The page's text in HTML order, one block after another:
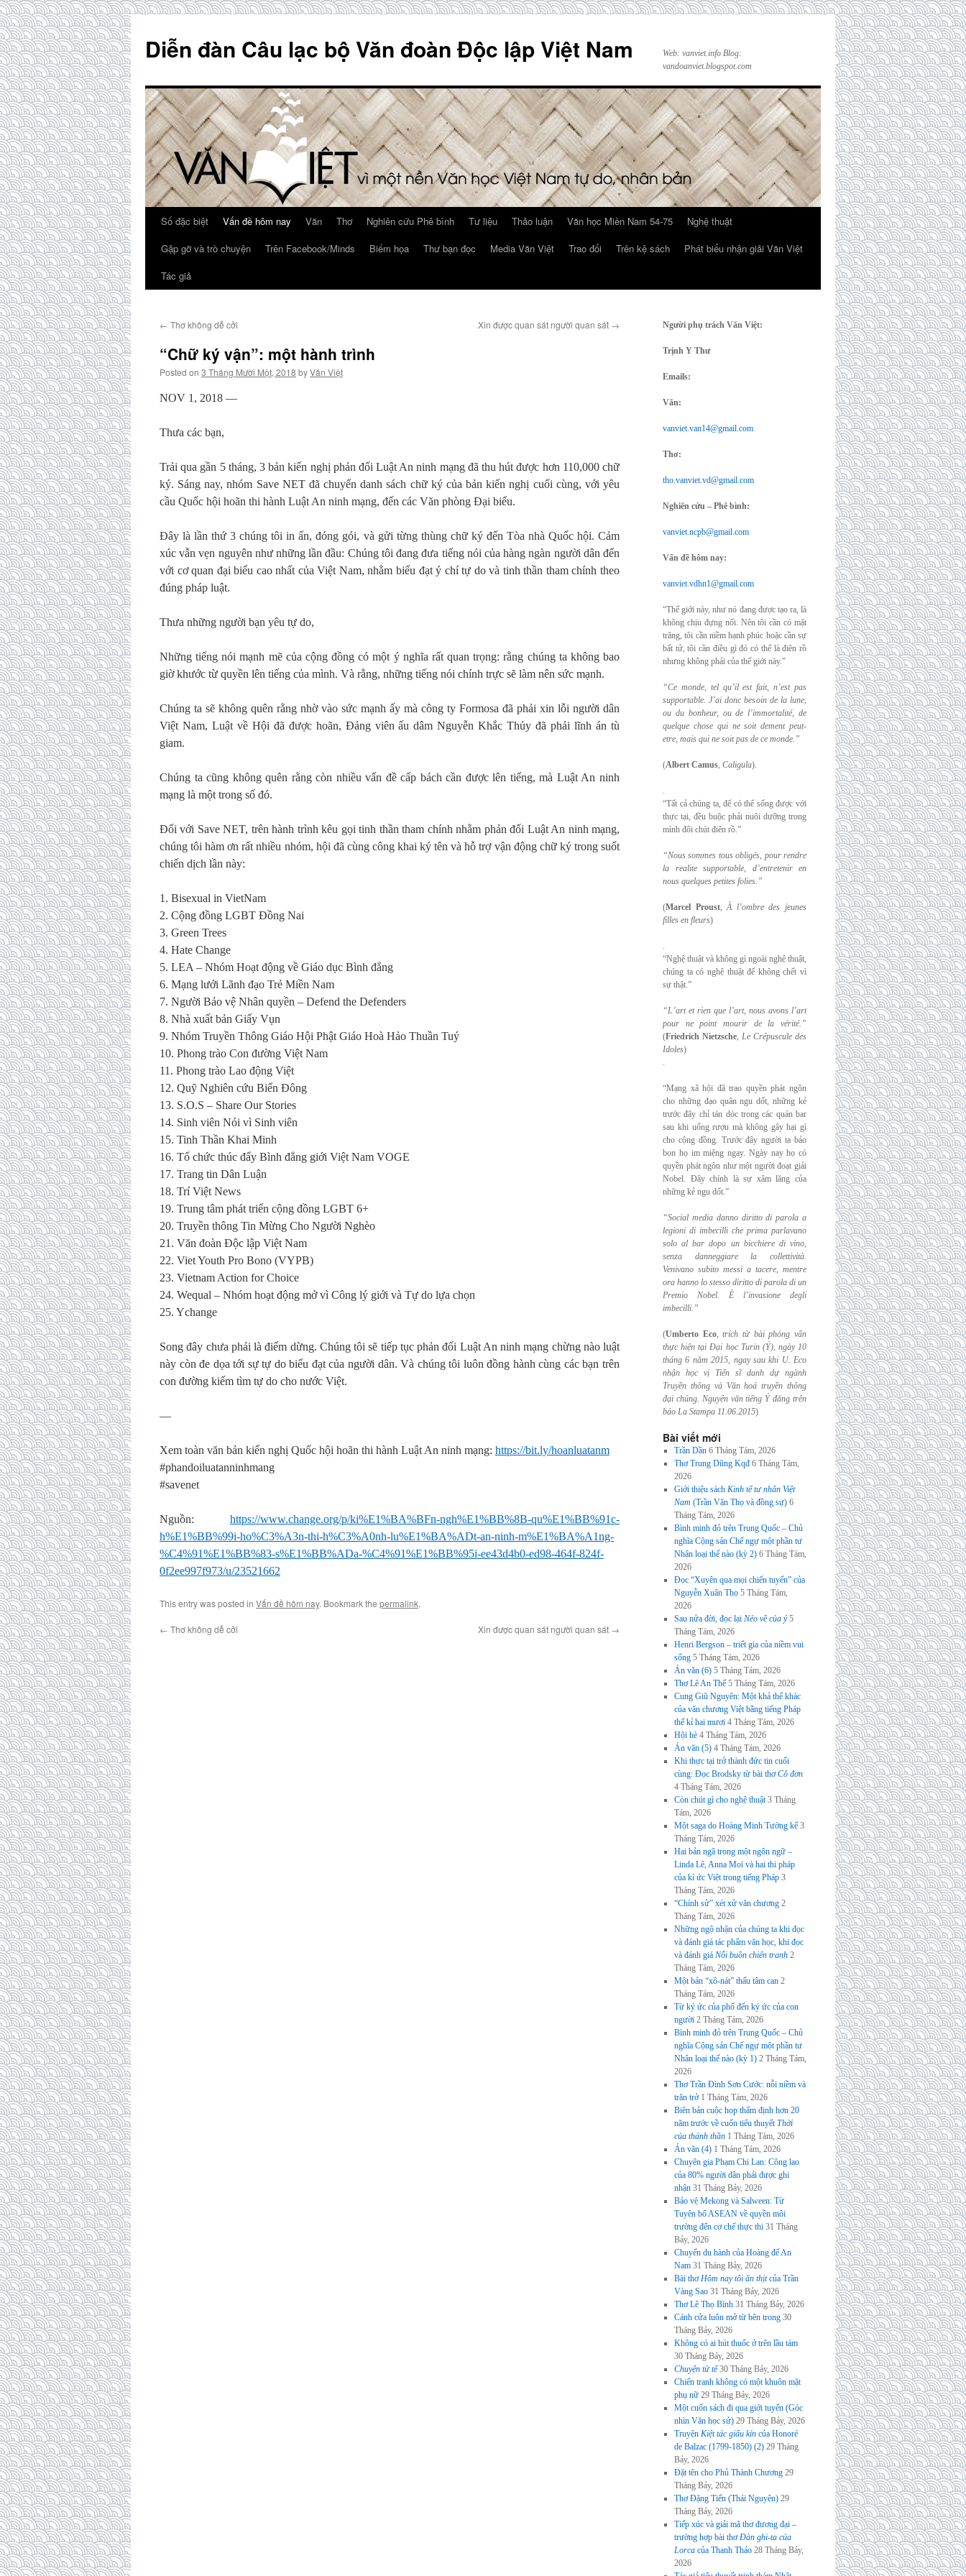
content
Diễn đàn Câu lạc bộ Văn đoàn Độc lập Việt Nam
Web: vanviet.info Blog:
vandoanviet.blogspot.com
Số đặc biệt Vấn đề hôm nay Văn Thơ Nghiên cứu Phê bình Tư liệu Thảo luận Văn học Miền Nam 54-75
Nghệ thuật
Gặp gỡ và trò chuyện
Trên Facebook/Minds Biếm họa Thư bạn đọc Media Văn Việt Trao đổi Trên kệ sách
Phát biểu nhận giải Văn Việt
Tác giả
← Thơ không dễ cởi Xin được quan sát người quan sát →
“Chữ ký vận”: một hành trình
Posted on 3 Tháng Mười Một, 2018 byVăn Việt
NOV 1, 2018 —
Thưa các bạn,
Trải qua gần 5 tháng, 3 bản kiến nghị phản đối Luật An ninh mạng đã thu hút được hơn 110,000 chữ
ký. Sáng nay, nhóm Save NET đã chuyển danh sách chữ ký của bản kiến nghị cuối cùng, với yêu
cầu Quốc hội hoãn thi hành Luật An ninh mạng, đến các Văn phòng Đại biểu.
Đây là lần thứ 3 chúng tôi in ấn, đóng gói, và gửi từng thùng chữ ký đến Tòa nhà Quốc hội. Cảm
xúc vẫn vẹn nguyên như những lần đầu: Chúng tôi đang đưa tiếng nói của hàng ngàn người dân đến
với cơ quan đại biểu cao nhất của Việt Nam, nhằm biểu đạt ý chí tự do và tinh thần tham chính theo
đúng pháp luật.
Thưa những người bạn yêu tự do,
Những tiếng nói mạnh mẽ của cộng đồng có một ý nghĩa rất quan trọng: rằng chúng ta không bao
giờ khước từ quyền lên tiếng của mình. Và rằng, những tiếng nói chính trực sẽ làm nên sức mạnh.
Chúng ta sẽ không quên rằng nhờ vào sức mạnh ấy mà công ty Formosa đã phải xin lỗi người dân
Việt Nam, Luật về Hội đã được hoãn, Đảng viên ấu dâm Nguyễn Khắc Thủy đã phải lĩnh án tù
giam.
Chúng ta cũng không quên rằng còn nhiều vấn đề cấp bách cần được lên tiếng, mà Luật An ninh
mạng là một trong số đó.
Đối với Save NET, trên hành trình kêu gọi tinh thần tham chính nhằm phản đối Luật An ninh mạng,
chúng tôi hàm ơn rất nhiều nhóm, hội đã cùng công khai ký tên và hỗ trợ vận động chữ ký trong suốt
chiến dịch lần này:
1. Bisexual in VietNam
2. Cộng đồng LGBT Đồng Nai
3. Green Trees
4. Hate Change
5. LEA – Nhóm Hoạt động về Giáo dục Bình đẳng
6. Mạng lưới Lãnh đạo Trẻ Miền Nam
7. Người Bảo vệ Nhân quyền – Defend the Defenders
8. Nhà xuất bản Giấy Vụn
9. Nhóm Truyền Thông Giáo Hội Phật Giáo Hoà Hảo Thuần Tuý
10. Phong trào Con đường Việt Nam
11. Phong trào Lao động Việt
12. Quỹ Nghiên cứu Biển Đông
13. S.O.S – Share Our Stories
14. Sinh viên Nói vì Sinh viên
15. Tinh Thần Khai Minh
16. Tổ chức thúc đẩy Bình đẳng giới Việt Nam VOGE
17. Trang tin Dân Luận
18. Trí Việt News
19. Trung tâm phát triển cộng đồng LGBT 6+
20. Truyền thông Tin Mừng Cho Người Nghèo
21. Văn đoàn Độc lập Việt Nam
22. Viet Youth Pro Bono (VYPB)
23. Vietnam Action for Choice
24. Wequal – Nhóm hoạt động mở vì Công lý giới và Tự do lựa chọn
25. Ychange
Song đây chưa phải là điểm dừng. Chúng tôi sẽ tiếp tục phản đối Luật An ninh mạng chừng nào luật
này còn đe dọa tới sự tự do biểu đạt của người dân. Và chúng tôi luôn đồng hành cùng các bạn trên
con đường kiếm tìm tự do cho nước Việt.
—
Xem toàn văn bản kiến nghị Quốc hội hoãn thi hành Luật An ninh mạng: https://bit.ly/hoanluatanm
#phandoiluatanninhmang
#savenet
Nguồn: https://www.change.org/p/ki%E1%BA%BFn-ngh%E1%BB%8B-qu%E1%BB%91c-
h%E1%BB%99i-ho%C3%A3n-thi-h%C3%A0nh-lu%E1%BA%ADt-an-ninh-m%E1%BA%A1ng-
%C4%91%E1%BB%83-s%E1%BB%ADa-%C4%91%E1%BB%95i-ee43d4b0-ed98-464f-824f-
0f2ee997f973/u/23521662
This entry was posted in Vấn đề hôm nay. Bookmark the permalink.
← Thơ không dễ cởi Xin được quan sát người quan sát →
Người phụ trách Văn Việt:
Trịnh Y Thư
Emails:
Văn:
vanviet.van14@gmail.com
Thơ:
tho.vanviet.vd@gmail.com
Nghiên cứu – Phê bình:
vanviet.ncpb@gmail.com
Vấn đề hôm nay:
vanviet.vdhn1@gmail.com
“Thế giới này, như nó đang được tạo ra, là
không chịu đựng nổi. Nên tôi cần có mặt
trăng, tôi cần niềm hạnh phúc hoặc cần sự
bất tử, tôi cần điều gì đó có thể là điên rồ
nhưng không phải của thế giới này.”
“Ce monde, tel qu’il est fait, n’est pas
supportable. J’ai donc besoin de la lune,
ou du bonheur, ou de l’immortalité, de
quelque chose qui ne soit dement peut-
etre, mais qui ne soit pas de ce monde.”
(Albert Camus, Caligula).
.
“Tất cả chúng ta, để có thể sống được với
thực tại, đều buộc phải nuôi dưỡng trong
mình đôi chút điên rồ.”
“Nous sommes tous obligés, pour rendre
la realite supportable, d’entretenir en
nous quelques petites folies.”
(Marcel Proust,À l’ombre des jeunes
filles en fleurs)
.
“Nghệ thuật và không gì ngoài nghệ thuật,
chúng ta có nghệ thuật để không chết vì
sự thật.”
“L’art et rien que l’art, nous avons l’art
pour ne point mourir de la vérité.”
(Friedrich Nietzsche, Le Crépuscule des
Idoles)
.
“Mạng xã hội đã trao quyền phát ngôn
cho những đạo quân ngu dốt, những kẻ
trước đây chỉ tán dóc trong các quán bar
sau khi uống rượu mà không gây hại gì
cho cộng đồng. Trước đây người ta bảo
bọn họ im miệng ngay. Ngày nay họ có
quyền phát ngôn như một người đoạt giải
Nobel. Đây chính là sự xâm lăng của
những kẻ ngu dốt.”
“Social media danno diritto di parola a
legioni di imbecilli che prima parlavano
solo albar dopo un bicchiere di vino,
senza danneggiare la collettività.
Venivano subito messi a tacere, mentre
ora hanno lo stesso diritto di parola di un
Premio Nobel. È l’invasione degli
imbecilli.”
(Umberto Eco,trích từ bài phỏng vấn
thực hiện tại Đại học Turin (Ý), ngày 10
tháng 6 năm 2015, ngay sau khi U. Eco
nhận học vị Tiến sĩ danh dự ngành
Truyền thông và Văn hoá truyền thông
đại chúng. Nguyên văn tiếng Ý đăng trên
báo La Stampa 11.06.2015)
Bài viết mới
Trần Dần 6 Tháng Tám, 2026
Thơ Trung Dũng Kqđ 6 Tháng Tám,
2026
Giới thiệu sách Kinh tế tư nhân Việt
Nam (Trần Văn Thọ và đồng sự) 6
Tháng Tám, 2026
Bình minh đỏ trên Trung Quốc – Chủ
nghĩa Cộng sản Chế ngự một phần tư
Nhân loại thế nào (kỳ 2) 6 Tháng Tám,
2026
Đọc “Xuyên qua mọi chiến tuyến” của
Nguyễn Xuân Thọ 5 Tháng Tám,
2026
Sau nửa đời, đọc lại Nẻo về của ý 5
Tháng Tám, 2026
Henri Bergson – triết gia của niềm vui
sống 5 Tháng Tám, 2026
Án văn (6) 5 Tháng Tám, 2026
Thơ Lê An Thế 5 Tháng Tám, 2026
Cung Giũ Nguyên: Một khả thể khác
của văn chương Việt bằng tiếng Pháp
thế kỉ hai mươi 4 Tháng Tám, 2026
Hội hè 4 Tháng Tám, 2026
Án văn (5) 4 Tháng Tám, 2026
Khi thực tại trở thành đức tin cuối
cùng: Đọc Brodsky từ bài thơCô đơn
4 Tháng Tám, 2026
Còn chút gì cho nghệ thuật 3 Tháng
Tám, 2026
Một saga do Hoàng Minh Tường kể 3
Tháng Tám, 2026
Hai bản ngã trong một ngôn ngữ –
Linda Lê, Anna Moï và hai thi pháp
của kí ức Việt trong tiếng Pháp 3
Tháng Tám, 2026
“Chính sử” xét xử văn chương 2
Tháng Tám, 2026
Những ngộ nhận của chúng ta khi đọc
và đánh giá tác phẩm văn học, khi đọc
và đánh giá Nỗi buồn chiến tranh 2
Tháng Tám, 2026
Một bản “xô-nát” thấu tâm can 2
Tháng Tám, 2026
Từ ký ức của phố đến ký ức của con
người 2 Tháng Tám, 2026
Bình minh đỏ trên Trung Quốc – Chủ
nghĩa Cộng sản Chế ngự một phần tư
Nhân loại thế nào (kỳ 1) 2 Tháng Tám,
2026
Thơ Trần Đình Sơn Cước: nỗi niềm và
trăn trở 1 Tháng Tám, 2026
Biên bản cuộc họp thẩm định hơn 20
năm trước về cuốn tiểu thuyếtThời
của thánh thần 1 Tháng Tám, 2026
Án văn (4) 1 Tháng Tám, 2026
Chuyên gia Phạm Chi Lan: Công lao
của 80% người dân phải được ghi
nhận 31 Tháng Bảy, 2026
Bảo vệ Mekong và Salween: Từ
Tuyên bố ASEAN về quyền môi
trường đến cơ chế thực thi 31 Tháng
Bảy, 2026
Chuyến du hành của Hoàng đế An
Nam 31 Tháng Bảy, 2026
Bài thơHôm nay tôi ăn thịtcủa Trần
Vàng Sao 31 Tháng Bảy, 2026
Thơ Lê Thọ Bình 31 Tháng Bảy, 2026
Cánh cửa luôn mở từ bên trong 30
Tháng Bảy, 2026
Không có ai hút thuốc ở trên lầu tám
30 Tháng Bảy, 2026
Chuyện tử tế 30 Tháng Bảy, 2026
Chiến tranh không có một khuôn mặt
phụ nữ 29 Tháng Bảy, 2026
Một cuốn sách đi qua giới tuyến (Góc
nhìn Văn học sử) 29 Tháng Bảy, 2026
Truyện Kiệt tác giấu kíncủa Honoré
de Balzac (1799-1850) (2) 29 Tháng
Bảy, 2026
Đặt tên cho Phủ Thành Chương 29
Tháng Bảy, 2026
Thơ Đặng Tiến (Thái Nguyên) 29
Tháng Bảy, 2026
Tiếp xúc và giải mã thơ đương đại –
trường hợp bài thơĐàn ghi-ta của
Lorcacủa Thanh Thảo 28 Tháng Bảy,
2026